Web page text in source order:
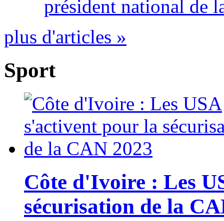
président national de
plus d'articles »
Sport
Côte d'Ivoire : Les
sécurisation de la